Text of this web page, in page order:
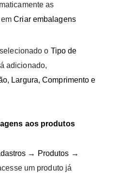
as
emCriar embalagens
o Tipo de
adicionado,
Largura, Comprimento e
aos produtos
→ Produtos →
um produto já